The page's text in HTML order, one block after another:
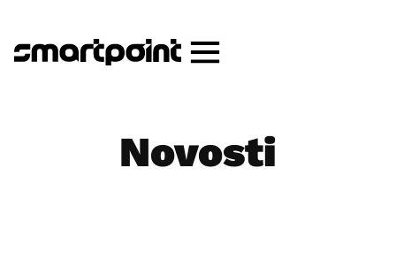
Novosti